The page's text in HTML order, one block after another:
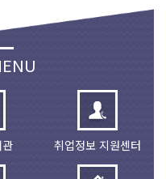
취업정보 지원센터